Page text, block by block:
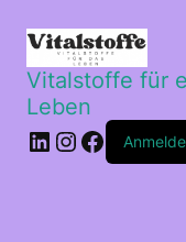
Vitalstoffe für
Leben
LinkedIn
Instagram